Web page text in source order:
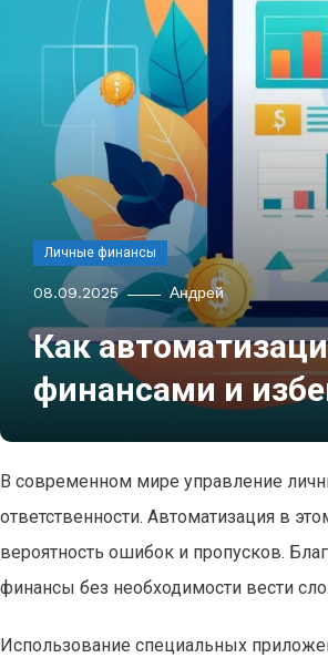
Личные финансы
08.09.2025 Андрей
Как
финансами и
В современном мире управление
ответственности. Автоматизация в
вероятность ошибок и пропусков.
финансы без необходимости вести
Использование специальных